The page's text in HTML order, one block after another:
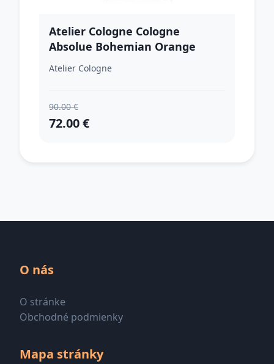
Atelier Cologne Cologne
Absolue Bohemian Orange
Blossom parfumovaná voda
unisex 30 ml
Atelier Cologne
90.00 €
72.00 €
O nás
O stránke
Obchodné podmienky
Mapa stránky